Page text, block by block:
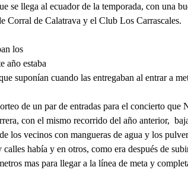
llega al ecuador de la temporada, con una
Corral de Calatrava y el Club Los Carrascales.
los
año estaba
suponían cuando las entregaban al entrar a
de un par de entradas para el concierto que
con el mismo recorrido del año anterior,
los vecinos con mangueras de agua y los
había y en otros, como era después de
mas para llegar a la línea de meta y